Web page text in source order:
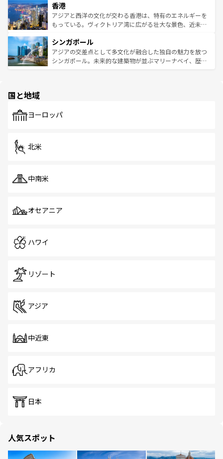
とつ。フォーやバインミー、ベトナムコーヒーなどは、ぜ
ひ現地で味わいたい。どの地域を訪れてもあたたかい人々
が旅行者を迎えてくれるので、きっと忘れられない旅にな
参照してほしい。
の活気が交差している。北部ではチェンマイなどの山岳地
帯で自然と触れ合い、南部ではプーケットやクラビの美し
いビーチでリゾート気分を楽しむことができる。タイ料理
激する。気候は一年中温暖で、どの季節にも異なる楽しみ
が待っている。親しみやすいタイの人々、仏教を中心とし
た文化、そして多様な観光資源が、訪れる旅人を魅了し続
香港
アジアと西洋の文化が交わる香港は、特有のエネルギーを
もっている。ヴィクトリア湾に広がる壮大な景色、近未来
み、どこを訪れても感動するはず。観光スポットが密集し
ており、効率よく見どころを回れるのも魅力。息をのむよ
うな絶景から文化的な体験まで、香港を存分に楽しみ尽く
シンガポール
アジアの交差点として多文化が融合した独自の魅力を放つ
シンガポール。未来的な建築物が並ぶマリーナベイ、歴史
で、ホーカーズは地元の風情を楽しめる外せないスポット
国と地域
ヨーロッパ
北米
中南米
オセアニア
ハワイ
リゾート
アジア
中近東
アフリカ
日本
人気スポット